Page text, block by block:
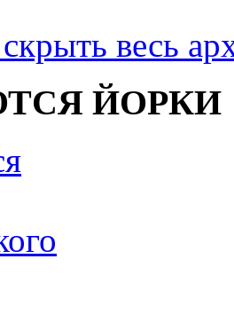
весь
ЙОРКИ